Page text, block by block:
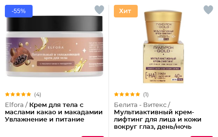
-55%
(4)
Elfora / Крем для тела с
маслами какао и макадамии
Увлажнение и питание
(1)
Белита - Витекс /
Мультиактивный крем-
лифтинг для лица и кожи
вокруг глаз, день/ночь